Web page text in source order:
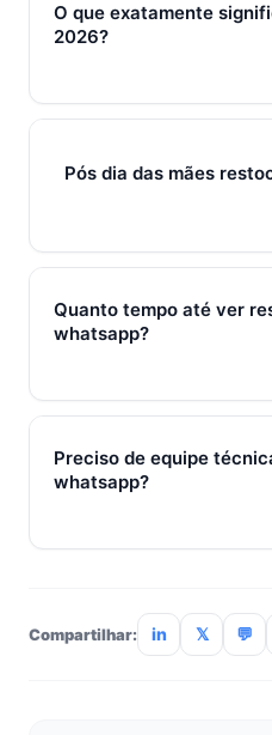
O que exatamente
2026?
Em 2026, pós dia das
fechamento e pós-venda
Pós dia das mães
Sim — e quanto antes
197/mês com 7 dias grátis
Quanto tempo até ver
whatsapp?
Métricas de processo
Preciso de equipe
whatsapp?
Compartilhar: in 𝕏 💬